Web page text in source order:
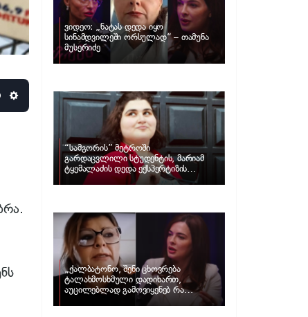
Settings
ვიდეო: „ნატას დედა იყო
სინამდვილეში ორსულად“ – თამუნა
მუსერიძე
“სამგორის” მეტროში
გარდაცვლილი სტუდენტის, მარიამ
ტყემალაძის დედა ექსპერტიზის
პასუხს აქვეყნებს – რა გახდა გოგონას
„ქალბატონო, შენი ცხოვრება
ტალახმოსხმული დადიხართ,
აუცილებლად გამოვიყენებ რა
ინფორმაციაც მაქვს“… – რა